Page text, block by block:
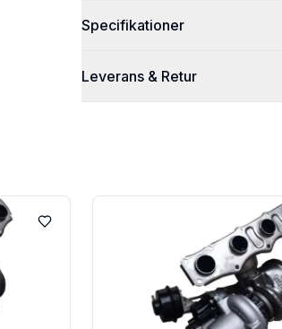
Specifikationer
Leverans & Retur
Lägg till i favoriter